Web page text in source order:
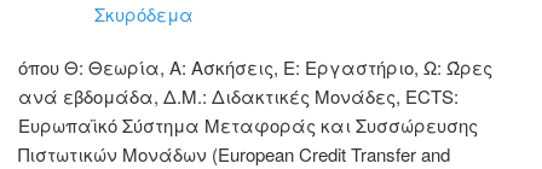
Σκυρόδεμα
όπου Θ: Θεωρία, Α: Ασκήσεις, Ε: Εργαστήριο, Ω: Ώρες
ανά εβδομάδα, Δ.Μ.: Διδακτικές Μονάδες, ECTS:
Ευρωπαϊκό Σύστημα Μεταφοράς και Συσσώρευσης
Πιστωτικών Μονάδων (European Credit Transfer and